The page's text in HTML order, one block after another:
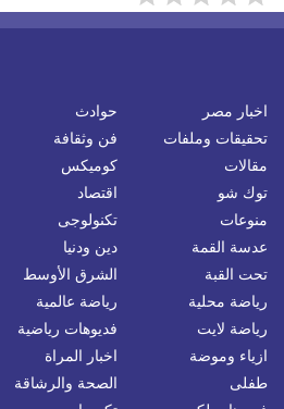
اخبار مصر حوادث
تحقيقات وملفات
فن وثقافة
مقالات
كوميكس
توك شو
اقتصاد
منوعات
تكنولوجى
عدسة القمة
دين ودنيا
تحت القبة
الشرق الأوسط
رياضة محلية
رياضة عالمية
رياضة لايت
فديوهات رياضية
ازياء وموضة
اخبار المراة
طفلى
الصحة والرشاقة